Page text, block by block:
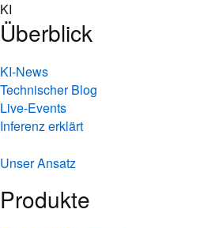
Skip
to
content
KI
Überblick
KI-News
Technischer Blog
Live-Events
Inferenz erklärt
Unser Ansatz
Produkte